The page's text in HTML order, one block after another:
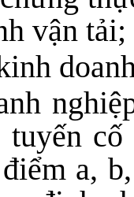
vận tải;
tuyến
a,